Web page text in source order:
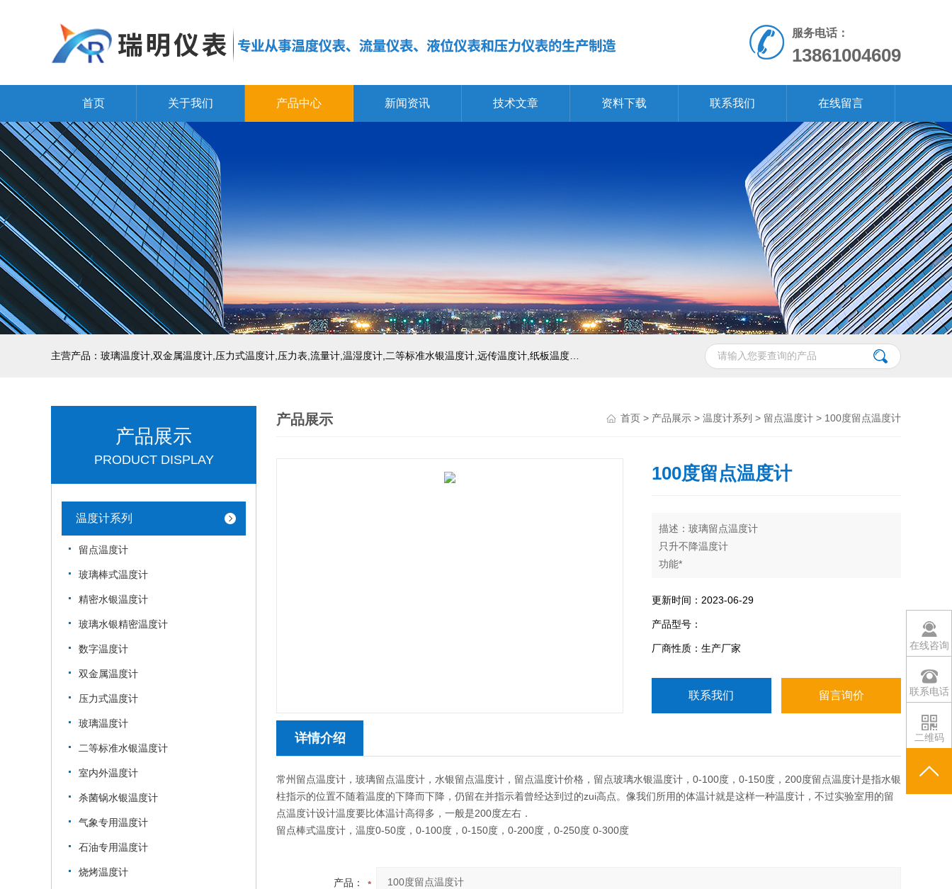
服务电话：
13861004609
首页 关于我们 产品中心 新闻资讯 技术文章 资料下载 联系我们 在线留言
产品展示
PRODUCT DISPLAY
温度计系列
留点温度计
玻璃棒式温度计
精密水银温度计
玻璃水银精密温度计
数字温度计
双金属温度计
压力式温度计
玻璃温度计
二等标准水银温度计
室内外温度计
杀菌锅水银温度计
气象专用温度计
石油专用温度计
烧烤温度计
产品展示 首页 > 产品展示 > 温度计系列 > 留点温度计 > 100度留点温度计
100度留点温度计
描述：玻璃留点温度计
只升不降温度计
功能*
广泛用于烘箱里
更新时间：2023-06-29
产品型号：
厂商性质：生产厂家
联系我们 留言询价
详情介绍
常州留点温度计，玻璃留点温度计，水银留点温度计，留点温度计价格，留点玻璃水银温度计，0-100度，0-150度，200度留点温度计是指水银
柱指示的位置不随着温度的下降而下降，仍留在并指示着曾经达到过的zui高点。像我们所用的体温计就是这样一种温度计，不过实验室用的留
点温度计设计温度要比体温计高得多，一般是200度左右．
留点棒式温度计，温度0-50度，0-100度，0-150度，0-200度，0-250度 0-300度
产品：
在线咨询
联系电话
二维码